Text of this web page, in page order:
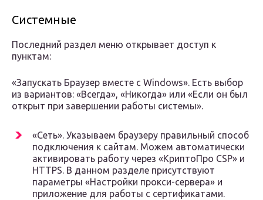
Системные
Последний раздел меню открывает доступ к
пунктам:
«Запускать Браузер вместе с Windows». Есть выбор
из вариантов: «Всегда», «Никогда» или «Если он был
открыт при завершении работы системы».
«Сеть». Указываем браузеру правильный способ
подключения к сайтам. Можем автоматически
активировать работу через «КриптоПро CSP» и
HTTPS. В данном разделе присутствуют
параметры «Настройки прокси-сервера» и
приложение для работы с сертификатами.